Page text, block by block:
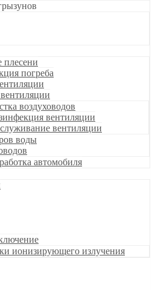
плесени
погреба
воздуховодов
вентиляции
вентиляции
воды
автомобиля
ионизирующего излучения